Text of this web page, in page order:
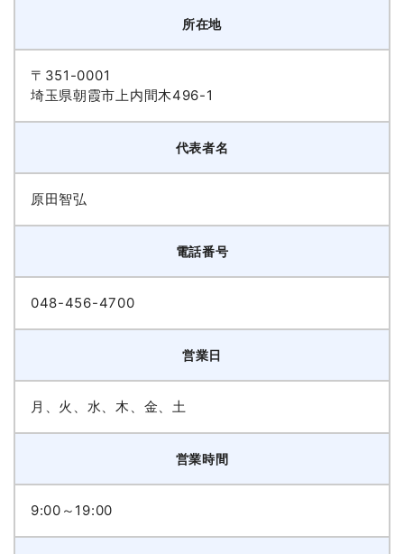
所在地
〒351-0001
埼玉県朝霞市上内間木496-1
代表者名
原田智弘
電話番号
048-456-4700
営業日
月、火、水、木、金、土
営業時間
9:00～19:00